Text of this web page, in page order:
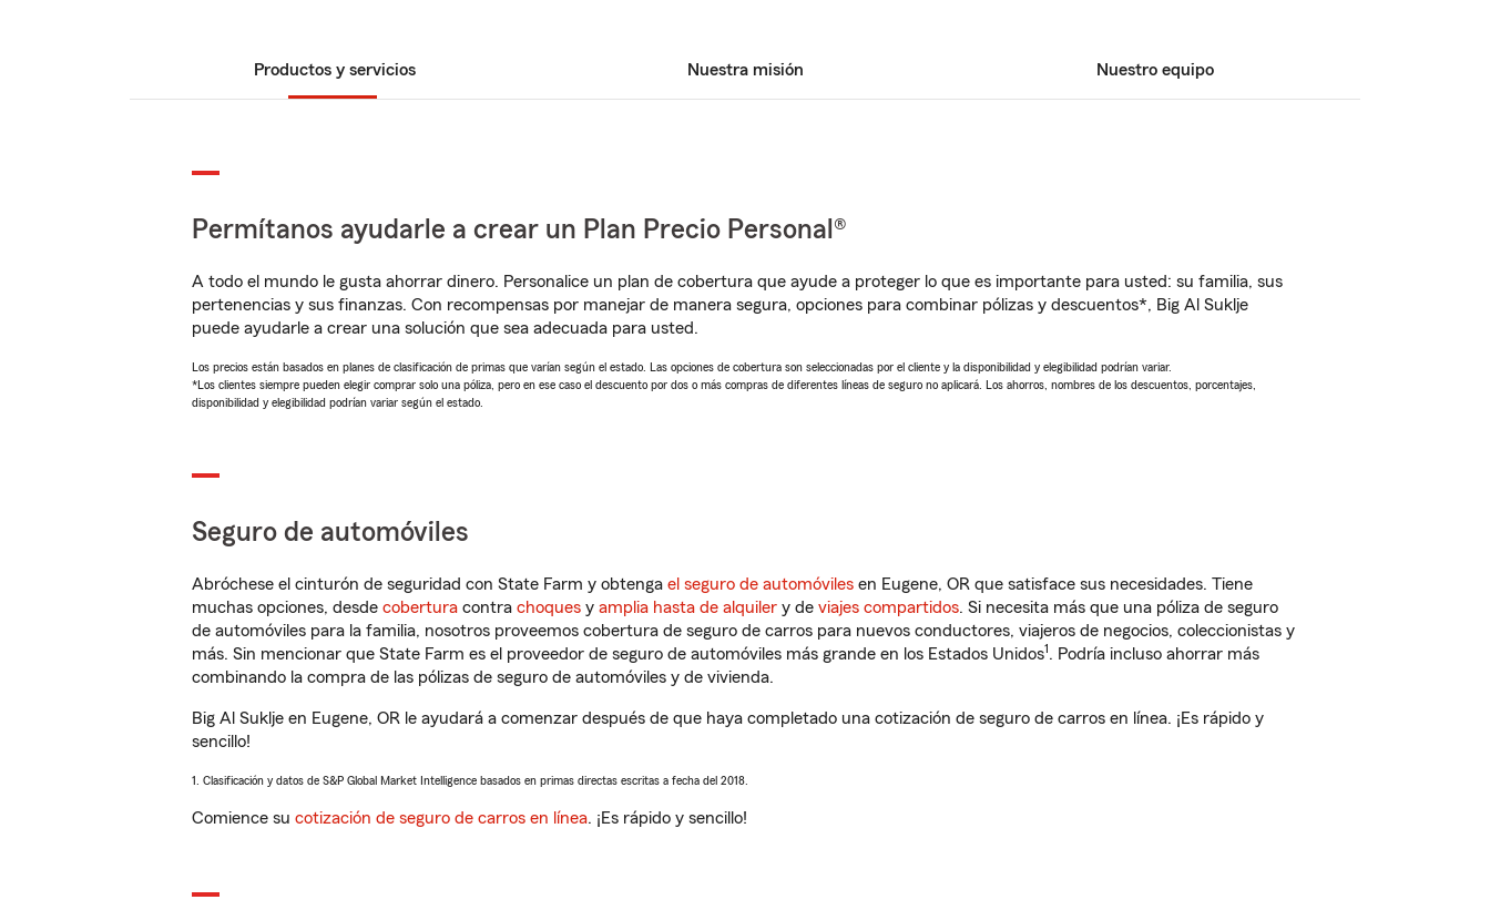
Productos y servicios Nuestra misión Nuestro equipo
Permítanos ayudarle a crear un Plan Precio Personal®
A todo el mundo le gusta ahorrar dinero. Personalice un plan de cobertura que ayude a proteger lo que es importante para usted: su familia, sus
pertenencias y sus finanzas. Con recompensas por manejar de manera segura, opciones para combinar pólizas y descuentos*, Big Al Suklje
puede ayudarle a crear una solución que sea adecuada para usted.
Los precios están basados en planes de clasificación de primas que varían según el estado. Las opciones de cobertura son seleccionadas por el cliente y la disponibilidad y elegibilidad podrían variar.
*Los clientes siempre pueden elegir comprar solo una póliza, pero en ese caso el descuento por dos o más compras de diferentes líneas de seguro no aplicará. Los ahorros, nombres de los descuentos, porcentajes,
disponibilidad y elegibilidad podrían variar según el estado.
Seguro de automóviles
Abróchese el cinturón de seguridad con State Farm y obtenga el seguro de automóviles en Eugene, OR que satisface sus necesidades. Tiene
muchas opciones, desde cobertura contra choques y amplia hasta de alquiler y de viajes compartidos. Si necesita más que una póliza de seguro
de automóviles para la familia, nosotros proveemos cobertura de seguro de carros para nuevos conductores, viajeros de negocios, coleccionistas y
más. Sin mencionar que State Farm es el proveedor de seguro de automóviles más grande en los Estados Unidos1. Podría incluso ahorrar más
combinando la compra de las pólizas de seguro de automóviles y de vivienda.
Big Al Suklje en Eugene, OR le ayudará a comenzar después de que haya completado una cotización de seguro de carros en línea. ¡Es rápido y
sencillo!
1. Clasificación y datos de S&P Global Market Intelligence basados en primas directas escritas a fecha del 2018.
Comience su cotización de seguro de carros en línea. ¡Es rápido y sencillo!